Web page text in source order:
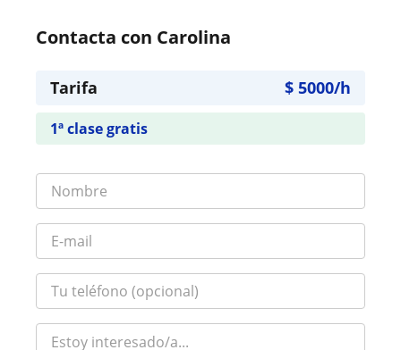
Contacta con Carolina
Tarifa $ 5000/h
1ª clase gratis